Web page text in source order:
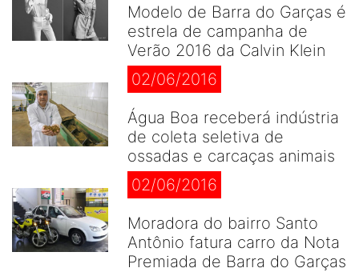
Modelo de Barra do Garças é
estrela de campanha de
Verão 2016 da Calvin Klein
02/06/2016
Água Boa receberá indústria
de coleta seletiva de
ossadas e carcaças animais
02/06/2016
Moradora do bairro Santo
Antônio fatura carro da Nota
Premiada de Barra do Garças